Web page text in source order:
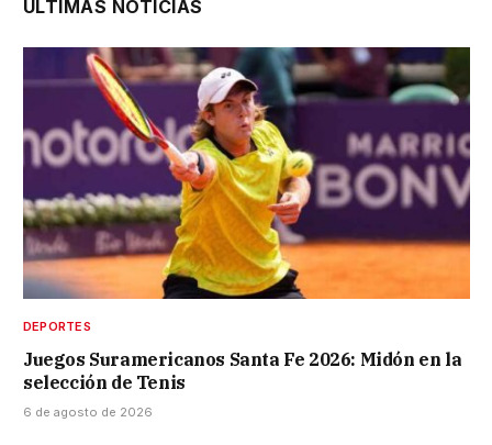
ÚLTIMAS NOTICIAS
DEPORTES
Juegos Suramericanos Santa Fe 2026: Midón en la
selección de Tenis
6 de agosto de 2026